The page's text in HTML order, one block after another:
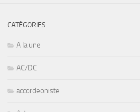
CATÉGORIES
A la une
AC/DC
accordeoniste